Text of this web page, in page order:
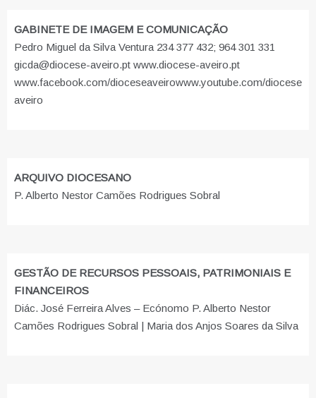
GABINETE DE IMAGEM E COMUNICAÇÃO
Pedro Miguel da Silva Ventura 234 377 432; 964 301 331
gicda@diocese-aveiro.pt www.diocese-aveiro.pt
www.facebook.com/dioceseaveirowww.youtube.com/diocese
aveiro
ARQUIVO DIOCESANO
P. Alberto Nestor Camões Rodrigues Sobral
GESTÃO DE RECURSOS PESSOAIS, PATRIMONIAIS E
FINANCEIROS
Diác. José Ferreira Alves – Ecónomo P. Alberto Nestor
Camões Rodrigues Sobral | Maria dos Anjos Soares da Silva